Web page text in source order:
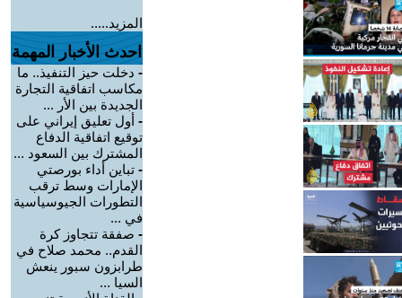
المزيد.....
احدث الأخبار المهمة
- دخلت حيز التنفيذ.. ما
مكاسب اتفاقية التجارة
الجديدة بين الأر ...
- أول تعليق إيراني على
توقيع اتفاقية الدفاع
المشترك بين السعود ...
- تباين أداء بورصتي
الإمارات وسط ترقب
التطورات الجيوسياسية
في ...
- صفقة تتجاوز كرة
القدم.. محمد صلاح في
طرابزون سبور ينعش
السيا ...